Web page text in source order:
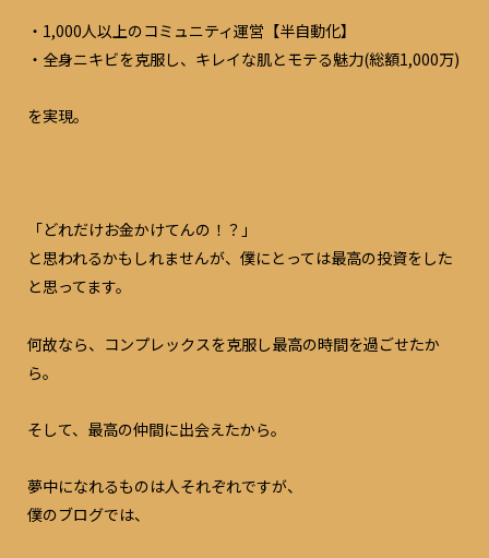
だと思います。 色んな人が、 僕が提供するのをきっかけに、 夢
中になれる人生を送って欲しいと願ってます。 2020年は準備の
年でした。 2021年は水面下で動いてる事が花開く年になりま
--
自己紹介はこちら https://blog-koji-fun.com/c-shokai
・15歳未経験者〜50代経験者まで幅広くのメンバーが在籍。 ・
無料でプロ講師をお呼びしてのスクール開催 続きを読む
・1,000人以上のコミュニティ運営【半自動化】
・全身ニキビを克服し、キレイな肌とモテる魅力(総額1,000万)
を実現。
「どれだけお金かけてんの！？」
と思われるかもしれませんが、僕にとっては最高の投資をした
と思ってます。
何故なら、コンプレックスを克服し最高の時間を過ごせたか
ら。
そして、最高の仲間に出会えたから。
夢中になれるものは人それぞれですが、
僕のブログでは、